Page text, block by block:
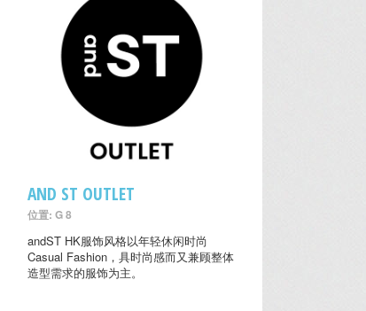
AND ST OUTLET
位置: G 8
andST HK服饰风格以年轻休闲时尚
Casual Fashion，具时尚感而又兼顾整体
造型需求的服饰为主。